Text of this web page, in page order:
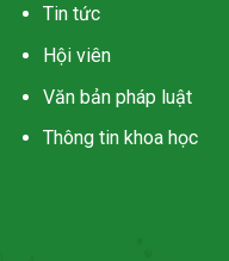
Tin tức
Hội viên
Văn bản pháp luật
Thông tin khoa học